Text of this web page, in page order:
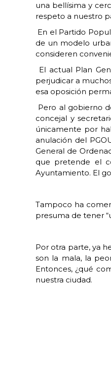
una bellísima y
respeto a nuestro
En el Partido
de un modelo
consideren
El actual Plan
perjudicar a
esa oposición
Pero al gobierno
concejal y
únicamente por
anulación del
General de
que pretende el
Ayuntamiento. El
Tampoco ha
presuma de tener
Por otra parte, ya
son la mala, la
Entonces, ¿qué
nuestra ciudad.